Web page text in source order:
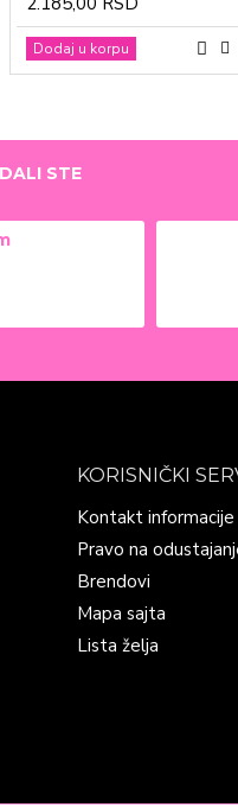
Dodaj u korpu
STE
KORISNIČKI
Kontakt informacije
Pravo na
Brendovi
Mapa sajta
Lista želja